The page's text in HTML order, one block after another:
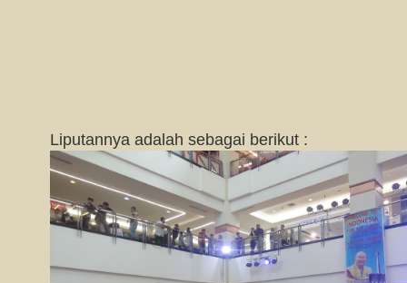
Liputannya adalah sebagai berikut :